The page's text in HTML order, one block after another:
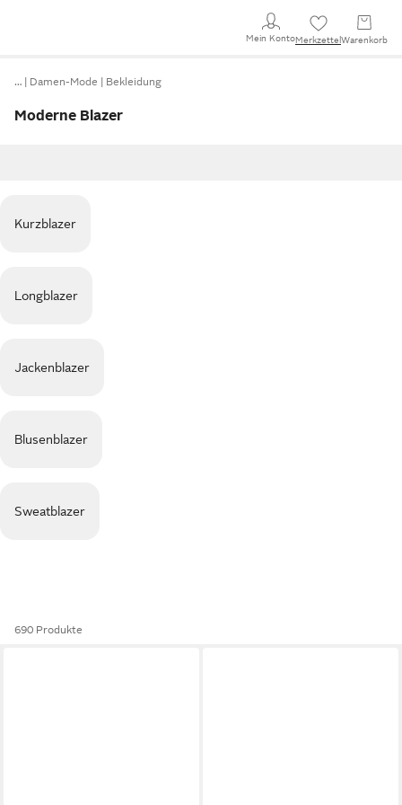
Mein KontoMerkzettel Warenkorb
… Damen-Mode Bekleidung
Moderne Blazer
Kurzblazer
Longblazer
Jackenblazer
Blusenblazer
Sweatblazer
690 Produkte